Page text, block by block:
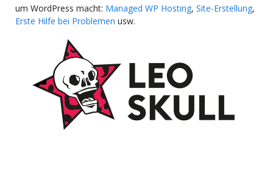
um WordPress macht: Managed WP Hosting, Site-Erstellung,
Erste Hilfe bei Problemen usw.